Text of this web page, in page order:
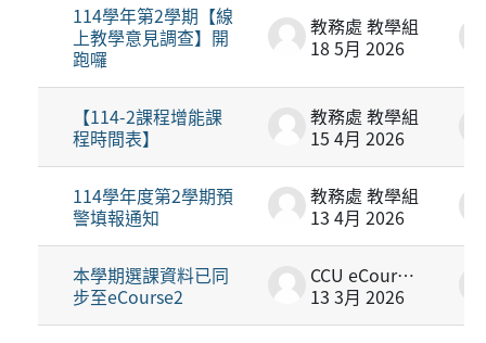
114學年第2學期【線
上教學意見調查】開
跑囉
教務處 教學組
18 5月 2026
【114-2課程增能課
程時間表】
教務處 教學組
15 4月 2026
114學年度第2學期預
警填報通知
教務處 教學組
13 4月 2026
本學期選課資料已同
步至eCourse2
CCU eCourse2
13 3月 2026